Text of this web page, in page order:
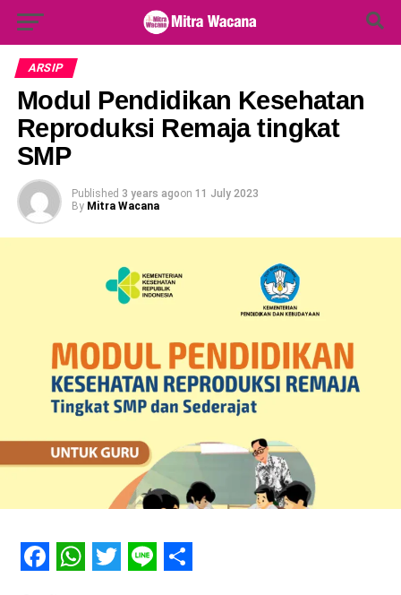
for:
ARSIP
Modul Pendidikan Kesehatan
Reproduksi Remaja tingkat
SMP
Published 3 years agoon 11 July 2023
By Mitra Wacana